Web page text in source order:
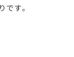
です。